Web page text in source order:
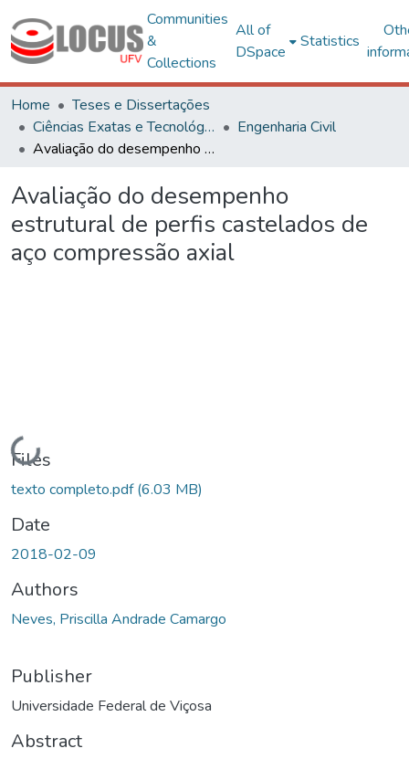
Communities
&
Collections
All of
DSpace
Statistics
Home
Teses e Dissertações
Ciências Exatas e Tecnológicas
Engenharia Civil
Avaliação do desempenho estrutural de perfis castelados de aço compressão axial
Avaliação do desempenho
estrutural de perfis castelados de
aço compressão axial
Loading...
Files
texto completo.pdf(6.03 MB)
Date
2018-02-09
Authors
Neves, Priscilla Andrade Camargo
Publisher
Universidade Federal de Viçosa
Abstract